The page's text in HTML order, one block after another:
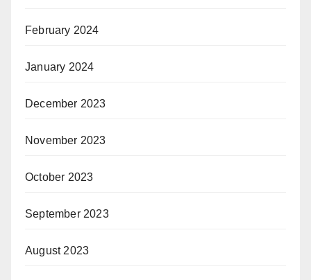
February 2024
January 2024
December 2023
November 2023
October 2023
September 2023
August 2023